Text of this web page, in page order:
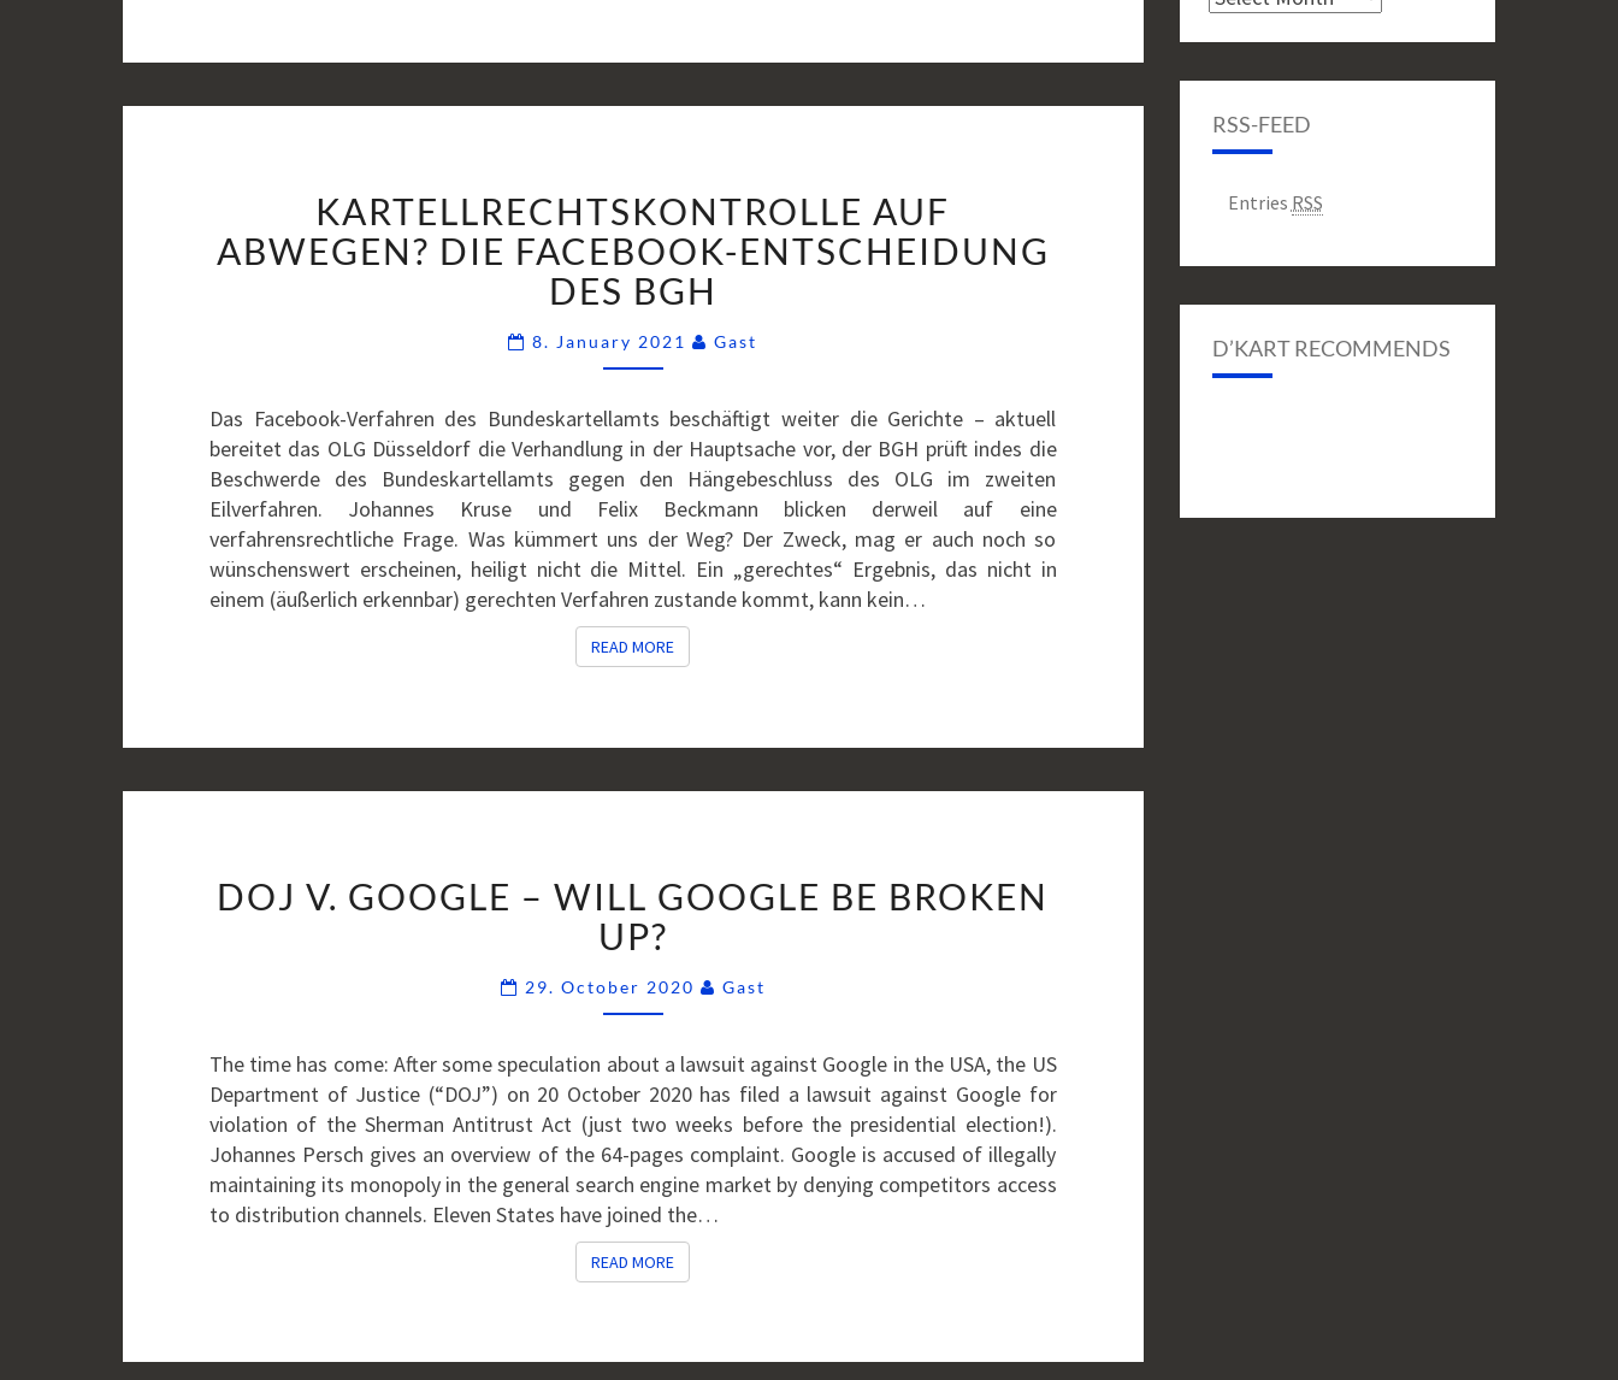
AUF
ABWEGEN?
DIE
FACEBOOK-
ENTSCHEIDUNG
DES
KARTELLRECHTSKONTROLLE AUF
ABWEGEN? DIE FACEBOOK-ENTSCHEIDUNG
DES BGH
8. January 2021 Gast
Das Facebook-Verfahren des Bundeskartellamts beschäftigt weiter die Gerichte – aktuell
bereitet das OLG Düsseldorf die Verhandlung in der Hauptsache vor, der BGH prüft indes die
Beschwerde des Bundeskartellamts gegen den Hängebeschluss des OLG im zweiten
Eilverfahren. Johannes Kruse und Felix Beckmann blicken derweil auf eine
verfahrensrechtliche Frage. Was kümmert uns der Weg? Der Zweck, mag er auch noch so
wünschenswert erscheinen, heiligt nicht die Mittel. Ein „gerechtes“ Ergebnis, das nicht in
einem (äußerlich erkennbar) gerechten Verfahren zustande kommt, kann kein…
READ MOREREAD MORE
GOOGLE
–
WILL
GOOGLE
BROKEN
UP?
DOJ V. GOOGLE – WILL GOOGLE BE BROKEN
UP?
29. October 2020 Gast
The time has come: After some speculation about a lawsuit against Google in the USA, the US
Department of Justice (“DOJ”) on 20 October 2020 has filed a lawsuit against Google for
violation of the Sherman Antitrust Act (just two weeks before the presidential election!).
Johannes Persch gives an overview of the 64-pages complaint. Google is accused of illegally
maintaining its monopoly in the general search engine market by denying competitors access
to distribution channels. Eleven States have joined the…
READ MOREREAD MORE
RSS-FEED
Entries RSS
D’KART RECOMMENDS